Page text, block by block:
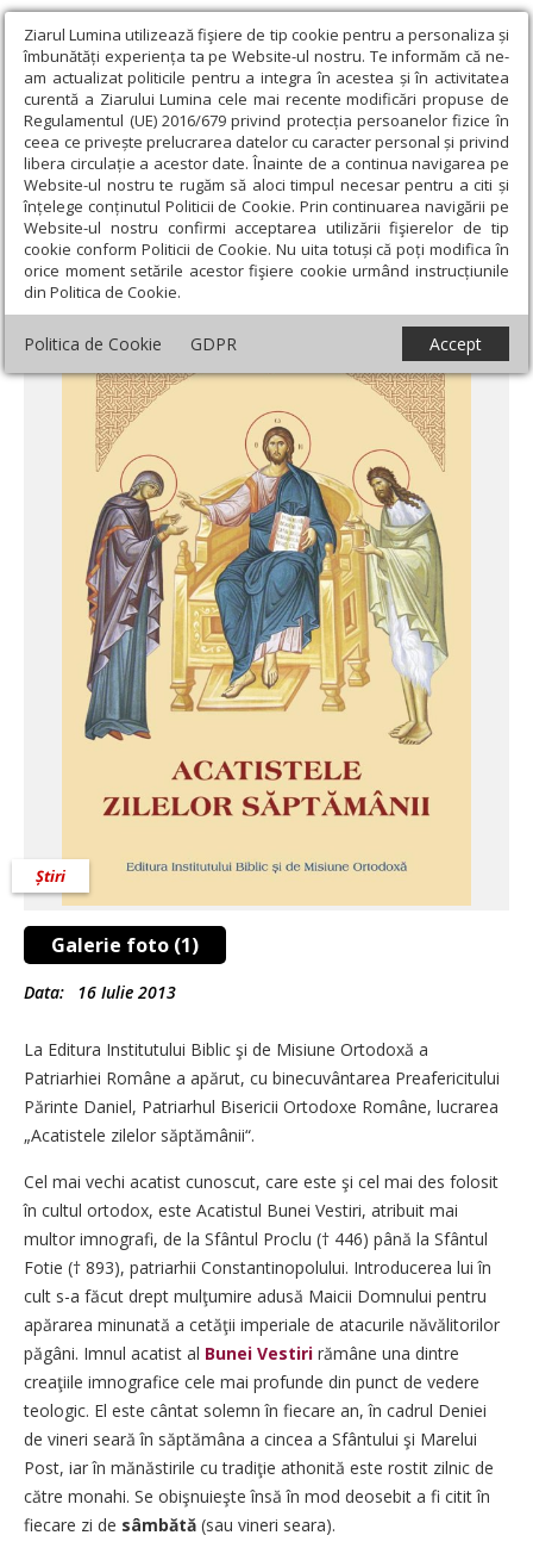
Ziarul Lumina utilizează fişiere de tip cookie pentru a personaliza și
îmbunătăți experiența ta pe Website-ul nostru. Te informăm că ne-
am actualizat politicile pentru a integra în acestea și în activitatea
curentă a Ziarului Lumina cele mai recente modificări propuse de
Regulamentul (UE) 2016/679 privind protecția persoanelor fizice în
ceea ce privește prelucrarea datelor cu caracter personal și privind
libera circulație a acestor date. Înainte de a continua navigarea pe
Website-ul nostru te rugăm să aloci timpul necesar pentru a citi și
înțelege conținutul Politicii de Cookie. Prin continuarea navigării pe
Website-ul nostru confirmi acceptarea utilizării fişierelor de tip
cookie conform Politicii de Cookie. Nu uita totuși că poți modifica în
orice moment setările acestor fişiere cookie urmând instrucțiunile
din Politica de Cookie.
Politica de Cookie GDPR Accept
Ziarul Lumina › Actualitate religioasă › Știri › Acatistele zilelor
săptămânii
Acatistele zilelor săptămânii
Galerie foto (1)
Știri
Data: 16 Iulie 2013
La Editura Institutului Biblic şi de Misiune Ortodoxă a
Patriarhiei Române a apărut, cu binecuvântarea Preafericitului
Părinte Daniel, Patriarhul Bisericii Ortodoxe Române, lucrarea
„Acatistele zilelor săptămânii“.
Cel mai vechi acatist cunoscut, care este şi cel mai des folosit
în cultul ortodox, este Acatistul Bunei Vestiri, atribuit mai
multor imnografi, de la Sfântul Proclu († 446) până la Sfântul
Fotie († 893), patriarhii Constantinopolului. Introducerea lui în
cult s-a făcut drept mulţumire adusă Maicii Domnului pentru
apărarea minunată a cetăţii imperiale de atacurile năvălitorilor
păgâni. Imnul acatist al Bunei Vestiri rămâne una dintre
creaţiile imnografice cele mai profunde din punct de vedere
teologic. El este cântat solemn în fiecare an, în cadrul Deniei
de vineri seară în săptămâna a cincea a Sfântului şi Marelui
Post, iar în mănăstirile cu tradiţie athonită este rostit zilnic de
către monahi. Se obişnuieşte însă în mod deosebit a fi citit în
fiecare zi de sâmbătă (sau vineri seara).